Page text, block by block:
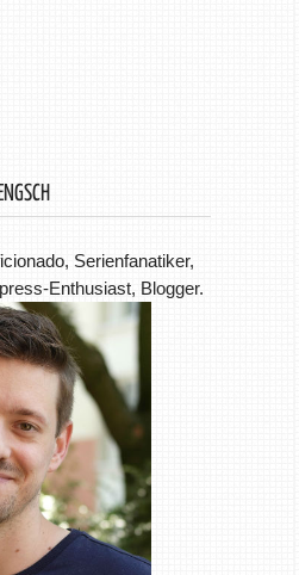
Serienfanatiker,
Enthusiast, Blogger.